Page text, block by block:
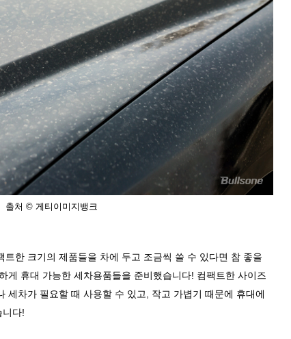
출처 © 게티이미지뱅크
한 크기의 제품들을 차에 두고 조금씩 쓸 수 있다면 참 좋을
게 휴대 가능한 세차용품들을 준비했습니다! 컴팩트한 사이즈
세차가 필요할 때 사용할 수 있고
작고 가볍기 때문에 휴대에
니다!